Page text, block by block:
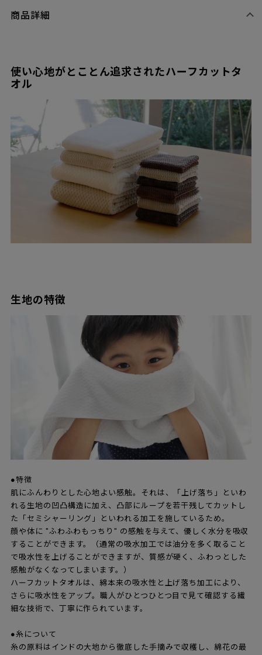
商品詳細
使い心地がとことん追求されたハーフカットタ
オル
生地の特徴
●特徴
肌にふんわりとした心地よい感触。それは、「上げ落ち」といわ
れる生地の凹凸構造に加え、凸部にループを若干残してカットし
た「セミシャーリング」といわれる加工を施しているため。
顔や体に "ふわふわもっちり" の感触を与えて、優しく水分を吸収
することができます。（通常の吸水加工では油分を多く取ること
で吸水性を上げることができますが、質感が硬く、ふわっとした
感触がなくなってしまいます。）
ハーフカットタオルは、綿本来の吸水性と上げ落ち加工により、
さらに吸水性をアップ。職人がひとつひとつ目で見て確認する繊
細な技術で、丁寧に作られています。
●糸について
糸の原料はインドの大地から徹底した手摘みで収穫し、綿花の最